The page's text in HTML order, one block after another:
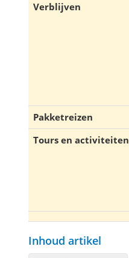
Verblijven
Pakketreizen
Tours en activiteiten
Inhoud artikel